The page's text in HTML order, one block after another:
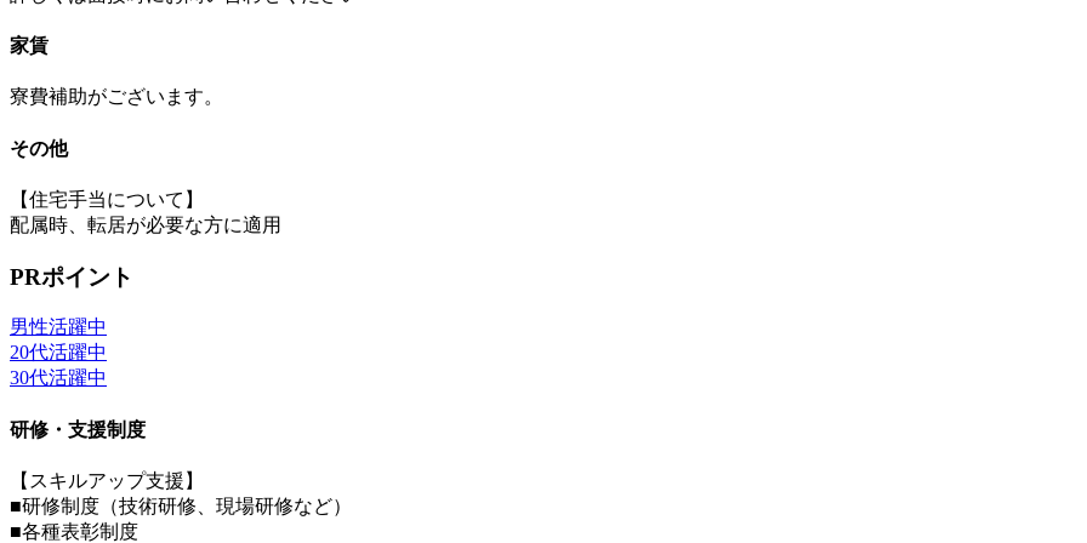
家賃
寮費補助がございます。
その他
【住宅手当について】
配属時、転居が必要な方に適用
PRポイント
男性活躍中
20代活躍中
30代活躍中
研修・支援制度
【スキルアップ支援】
■研修制度（技術研修、現場研修など）
■各種表彰制度